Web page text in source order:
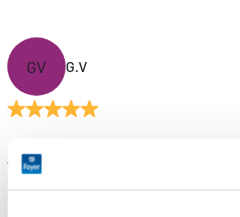
GV G.V
„Ein hervorragender Service
aufmerksam. Foyer ist wirklich eine
Versicherungsgesellschaft.